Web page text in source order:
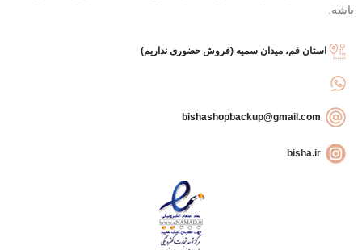
باشه.
استان قم، میدان سمیه (فروش حضوری نداریم)
bisha.ir